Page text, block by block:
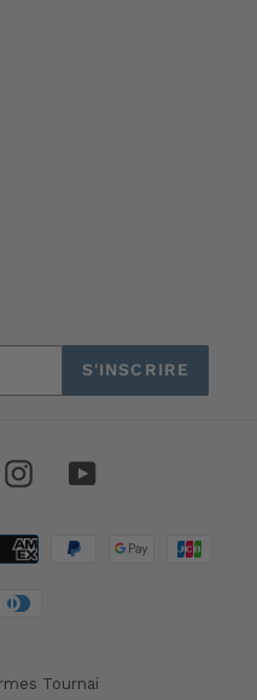
S'INSCRIRE
Instagram
Tournai